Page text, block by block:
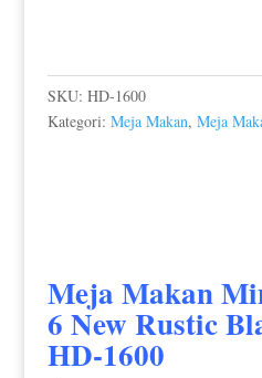
SKU: HD-1600
Kategori: Meja Makan, Meja
Meja Makan
6 New Rustic
HD-1600